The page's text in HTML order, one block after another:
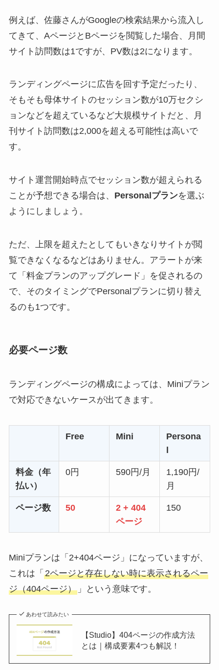
例えば、佐藤さんがGoogleの検索結果から流入し
てきて、AページとBページを閲覧した場合、月間
サイト訪問数は1ですが、PV数は2になります。
ランディングページに広告を回す予定だったり、
そもそも母体サイトのセッション数が10万セクシ
ョンなどを超えているなど大規模サイトだと、月
刊サイト訪問数は2,000を超える可能性は高いで
す。
サイト運営開始時点でセッション数が超えられる
ことが予想できる場合は、 Personalプランを選ぶ
ようにしましょう。
ただ、上限を超えたとしてもいきなりサイトが閲
覧できなくなるなどはありません。アラートが来
て「料金プランのアップグレード」を促されるの
で、そのタイミングでPersonalプランに切り替え
るのも1つです。
必要ページ数
ランディングページの構成によっては、Miniプラン
で対応できないケースが出てきます。
Free Mini
Persona
l
料金（年
払い）
0円 590円/月
1,190円/
月
ページ数 50
2 + 404
ページ
150
Miniプランは「2+404ページ」になっていますが、
これは「 2ページと存在しない時に表示されるペー
ジ（404ページ）」という意味です。
あわせて読みたい
【Studio】404ページの作成方法
とは｜構成要素4つも解説！